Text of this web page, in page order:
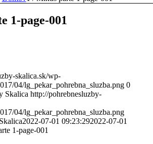
1-page-001
skalica.sk/wp-
04/lg_pekar_pohrebna_sluzba.png 0
Skalica http://pohrebnesluzby-
04/lg_pekar_pohrebna_sluzba.png
2022-07-01 09:23:292022-07-01
1-page-001